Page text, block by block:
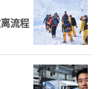
流程